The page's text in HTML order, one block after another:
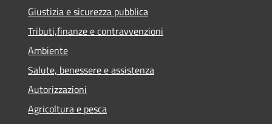
Giustizia e sicurezza pubblica
Tributi,finanze e contravvenzioni
Ambiente
Salute, benessere e assistenza
Autorizzazioni
Agricoltura e pesca